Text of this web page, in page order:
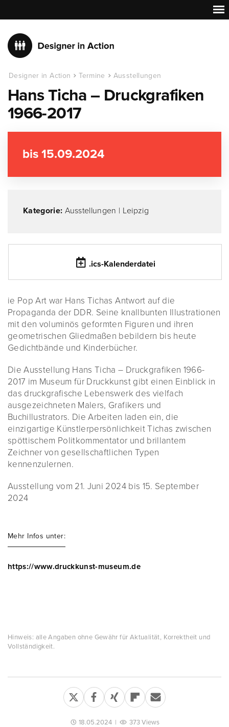
Designer in Action Termine Ausstellungen
Hans Ticha – Druckgrafiken
1966-2017
bis 15.09.2024
Kategorie: Ausstellungen | Leipzig
.ics-Kalenderdatei
ie Pop Art war Hans Tichas Antwort auf die
Propaganda der DDR. Seine knallbunten Illustrationen
mit den voluminös geformten Figuren und ihren
geometrischen Gliedmaßen bebildern bis heute
Gedichtbände und Kinderbücher.
Die Ausstellung Hans Ticha – Druckgrafiken 1966-
2017 im Museum für Druckkunst gibt einen Einblick in
das druckgrafische Lebenswerk des vielfach
ausgezeichneten Malers, Grafikers und
Buchillustrators. Die Arbeiten laden ein, die
einzigartige Künstlerpersönlichkeit Tichas zwischen
spöttischem Politkommentator und brillantem
Zeichner von gesellschaftlichen Typen
kennenzulernen.
Ausstellung vom 21. Juni 2024 bis 15. September
2024
Mehr Infos unter:
https://www.druckkunst-museum.de
Hinweis: alle Angaben ohne Gewähr für Aktualität, Korrektheit und
Vollständigkeit.
18.05.2024| 373 Views